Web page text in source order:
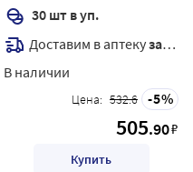
30 шт в уп.
Доставим в аптекузавтра
В наличии
Цена: 532.6 5
505.90₽
Купить